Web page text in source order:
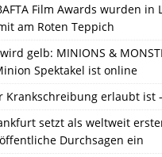
Film Awards wurden
am Roten Teppich
gelb: MINIONS &
Spektakel ist online
Krankschreibung erlaubt ist
setzt als weltweit
Durchsagen ein